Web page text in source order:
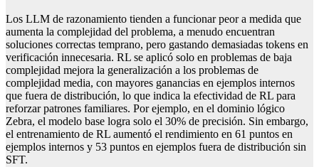
Los LLM de razonamiento tienden a funcionar peor a medida que
aumenta la complejidad del problema, a menudo encuentran
soluciones correctas temprano, pero gastando demasiadas tokens en
verificación innecesaria. RL se aplicó solo en problemas de baja
complejidad mejora la generalización a los problemas de
complejidad media, con mayores ganancias en ejemplos internos
que fuera de distribución, lo que indica la efectividad de RL para
reforzar patrones familiares. Por ejemplo, en el dominio lógico
Zebra, el modelo base logra solo el 30% de precisión. Sin embargo,
el entrenamiento de RL aumentó el rendimiento en 61 puntos en
ejemplos internos y 53 puntos en ejemplos fuera de distribución sin
SFT.